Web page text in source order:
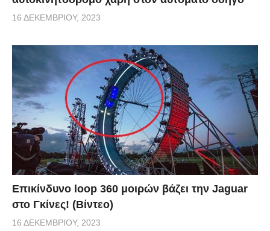
16 ΔΕΚΕΜΒΡΊΟΥ, 2023
Επικίνδυνο loop 360 μοιρών βάζει την Jaguar
στο Γκίνες! (Βίντεο)
16 ΔΕΚΕΜΒΡΊΟΥ, 2023